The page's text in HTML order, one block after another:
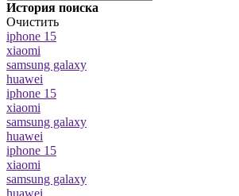
История поиска
Очистить
iphone 15
xiaomi
samsung galaxy
huawei
iphone 15
xiaomi
samsung galaxy
huawei
iphone 15
xiaomi
samsung galaxy
huawei